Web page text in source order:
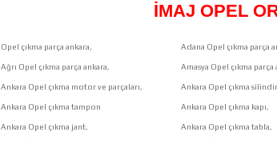
İMAJ OPEL
Opel çıkma parça ankara, Adana Opel çıkma parça
Ağrı Opel çıkma parça ankara, Amasya Opel çıkma parça
Ankara Opel çıkma motor ve parçaları, Ankara Opel çıkma silindir
Ankara Opel çıkma tampon Ankara Opel çıkma kapı,
Ankara Opel çıkma jant, Ankara Opel çıkma tabla,